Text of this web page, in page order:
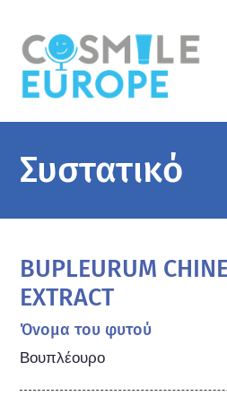
Συστατικό
BUPLEURUM
EXTRACT
Όνομα του φυτού
Βουπλέουρο